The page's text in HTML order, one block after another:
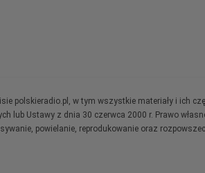
polskieradio.pl, w tym wszystkie materiały i ich
lub Ustawy z dnia 30 czerwca 2000 r. Prawo
powielanie, reprodukowanie oraz